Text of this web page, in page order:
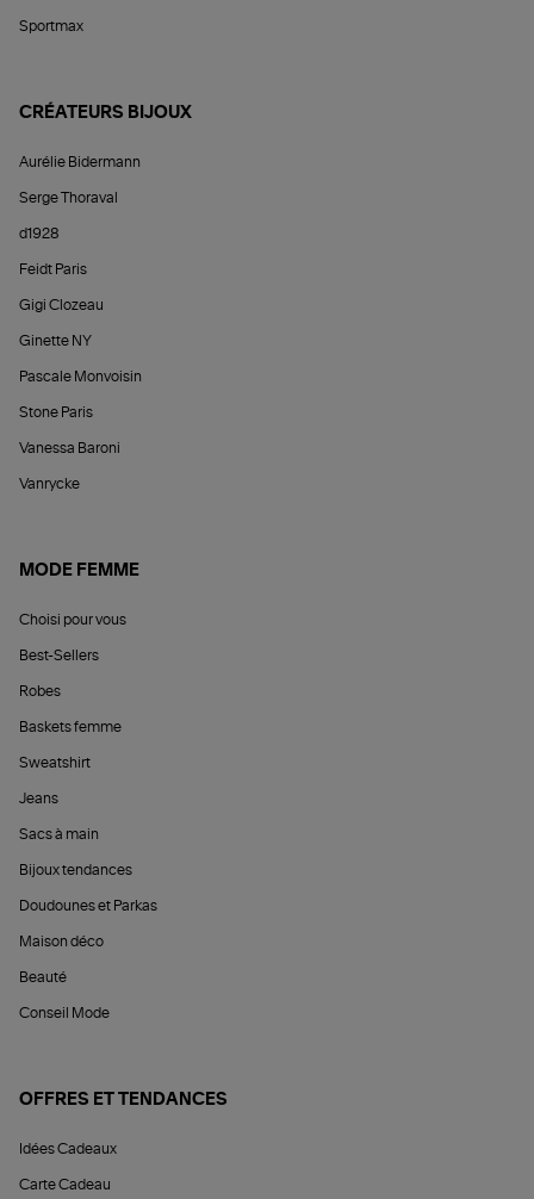
Sportmax
CRÉATEURS BIJOUX
Aurélie Bidermann
Serge Thoraval
d1928
Feidt Paris
Gigi Clozeau
Ginette NY
Pascale Monvoisin
Stone Paris
Vanessa Baroni
Vanrycke
MODE FEMME
Choisi pour vous
Best-Sellers
Robes
Baskets femme
Sweatshirt
Jeans
Sacs à main
Bijoux tendances
Doudounes et Parkas
Maison déco
Beauté
Conseil Mode
OFFRES ET TENDANCES
Idées Cadeaux
Carte Cadeau